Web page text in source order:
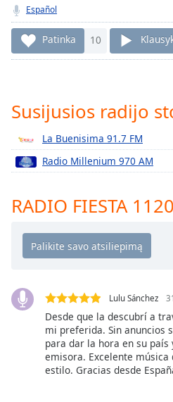
Playback
Chapters
Descriptions
descriptions
selected
Subtitles
subtitles
opens
subtitles
settings
dialog
subtitles
,
Español
Patinka 10
Susijusios radijo
La Buenisima 91.7 FM
Radio Millenium 970 AM
RADIO FIESTA
Lulu Sánchez
Desde que la descubrí a
mi preferida. Sin anuncios
para dar la hora en su país
emisora. Excelente
estilo. Gracias desde